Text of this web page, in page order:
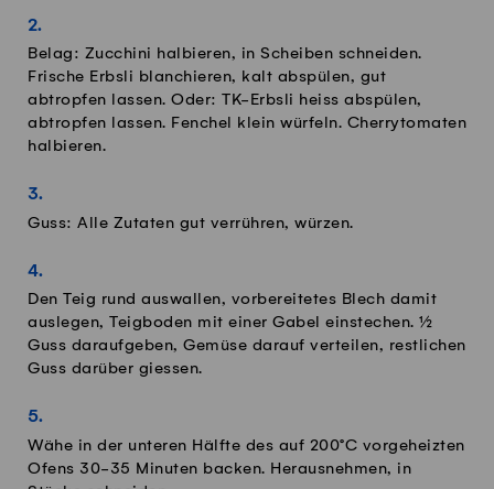
Belag: Zucchini halbieren, in Scheiben schneiden.
Frische Erbsli blanchieren, kalt abspülen, gut
abtropfen lassen. Oder: TK-Erbsli heiss abspülen,
abtropfen lassen. Fenchel klein würfeln. Cherrytomaten
halbieren.
Guss: Alle Zutaten gut verrühren, würzen.
Den Teig rund auswallen, vorbereitetes Blech damit
auslegen, Teigboden mit einer Gabel einstechen. ½
Guss daraufgeben, Gemüse darauf verteilen, restlichen
Guss darüber giessen.
Wähe in der unteren Hälfte des auf 200°C vorgeheizten
Ofens 30-35 Minuten backen. Herausnehmen, in